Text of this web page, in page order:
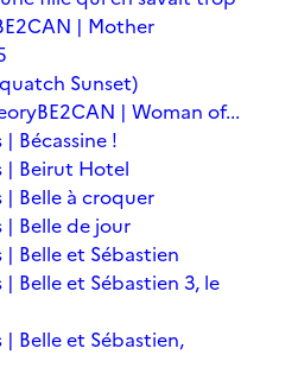
| Mother
Sunset)
BE2CAN | Woman of...
Bécassine !
| Beirut Hotel
Belle à croquer
Belle de jour
Belle et Sébastien
Belle et Sébastien 3, le
Belle et Sébastien,